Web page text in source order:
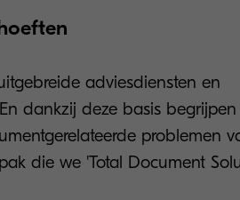
adviesdiensten en
dankzij deze basis
problemen
die we 'Total Document